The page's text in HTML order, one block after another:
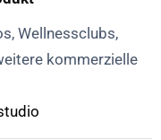
Wellnessclubs,
kommerzielle